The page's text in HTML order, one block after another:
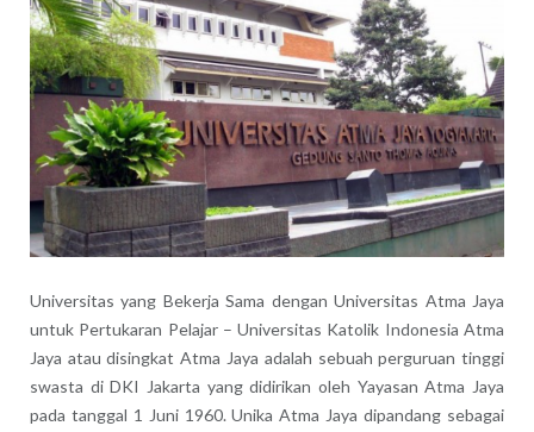
Universitas yang Bekerja Sama dengan Universitas Atma Jaya
untuk Pertukaran Pelajar – Universitas Katolik Indonesia Atma
Jaya atau disingkat Atma Jaya adalah sebuah perguruan tinggi
swasta di DKI Jakarta yang didirikan oleh Yayasan Atma Jaya
pada tanggal 1 Juni 1960. Unika Atma Jaya dipandang sebagai